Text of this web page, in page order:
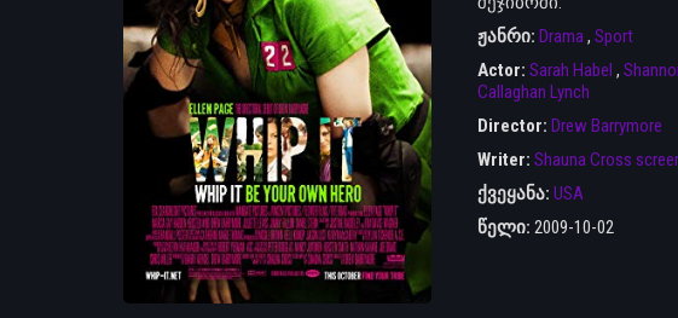
ჟანრი: Drama, Sport
Actor: Sarah Habel ,
Callaghan Lynch
Director: Drew Barrymore
Writer: Shauna Cross
ქვეყანა: USA
წელი: 2009-10-02